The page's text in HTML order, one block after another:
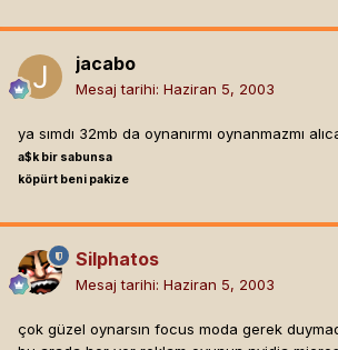
jacabo
Mesaj tarihi: Haziran 5, 2003
ya sımdı 32mb da oynanırmı oynanmazmı
a$k bir sabunsa
köpürt beni pakize
Silphatos
Mesaj tarihi: Haziran 5, 2003
çok güzel oynarsın focus moda gerek